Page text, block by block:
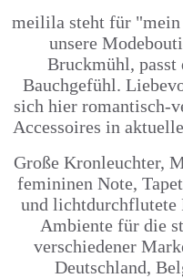
meilila steht für
unsere
Bruckmühl, passt
Bauchgefühl.
sich hier romantisch-
Accessoires in
Große Kronleuchter,
femininen Note,
und lichtdurchflutete
Ambiente für die
verschiedener
Deutschland,